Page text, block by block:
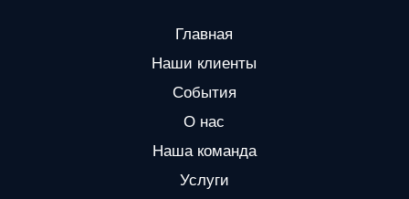
Главная
Наши клиенты
События
О нас
Наша команда
Услуги